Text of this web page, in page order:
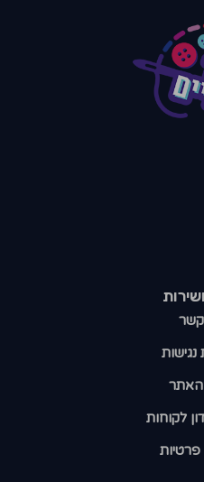
קשר
האתר
לקוחות
פרטיות